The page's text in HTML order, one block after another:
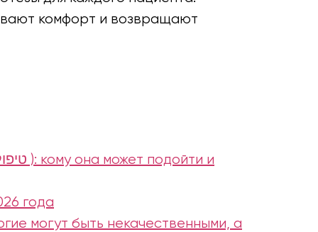
комфорт и возвращают
года
могут быть некачественными, а